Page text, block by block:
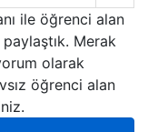
ile öğrenci alan
Merak
olarak
öğrenci alan